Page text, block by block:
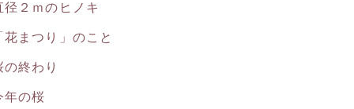
径２ｍのヒノキ
花まつり」のこと
の終わり
年の桜